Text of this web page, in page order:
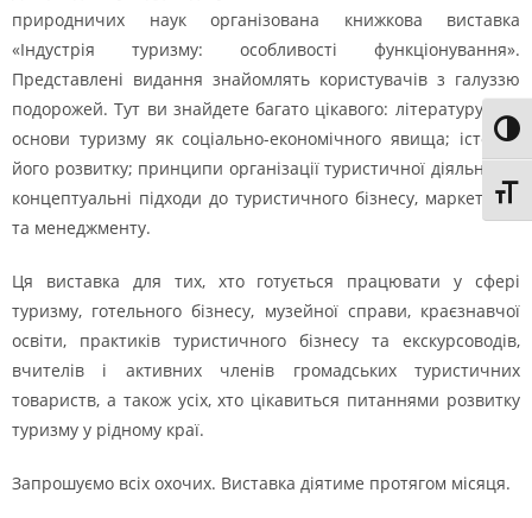
природничих наук організована книжкова виставка
«Індустрія туризму: особливості функціонування».
Представлені видання знайомлять користувачів з галуззю
подорожей. Тут ви знайдете багато цікавого: літературу про
основи туризму як соціально-економічного явища; історію
його розвитку; принципи організації туристичної діяльності;
концептуальні підходи до туристичного бізнесу, маркетингу
та менеджменту.
Ця виставка для тих, хто готується працювати у сфері
туризму, готельного бізнесу, музейної справи, краєзнавчої
освіти, практиків туристичного бізнесу та екскурсоводів,
вчителів і активних членів громадських туристичних
товариств, а також усіх, хто цікавиться питаннями розвитку
туризму у рідному краї.
Запрошуємо всіх охочих. Виставка діятиме протягом місяця.